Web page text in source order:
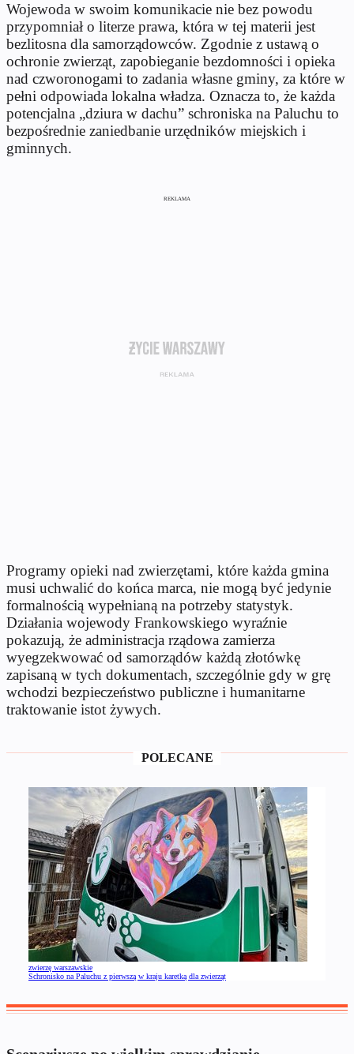
Wojewoda w swoim komunikacie nie bez powodu
przypomniał o literze prawa, która w tej materii jest
bezlitosna dla samorządowców. Zgodnie z ustawą o
ochronie zwierząt, zapobieganie bezdomności i opieka
nad czworonogami to zadania własne gminy, za które w
pełni odpowiada lokalna władza. Oznacza to, że każda
potencjalna „dziura w dachu” schroniska na Paluchu to
bezpośrednie zaniedbanie urzędników miejskich i
gminnych.
REKLAMA
Programy opieki nad zwierzętami, które każda gmina
musi uchwalić do końca marca, nie mogą być jedynie
formalnością wypełnianą na potrzeby statystyk.
Działania wojewody Frankowskiego wyraźnie
pokazują, że administracja rządowa zamierza
wyegzekwować od samorządów każdą złotówkę
zapisaną w tych dokumentach, szczególnie gdy w grę
wchodzi bezpieczeństwo publiczne i humanitarne
traktowanie istot żywych.
POLECANE
zwierzę warszawskie
Schronisko na Paluchu z pierwszą w kraju karetką dla zwierząt